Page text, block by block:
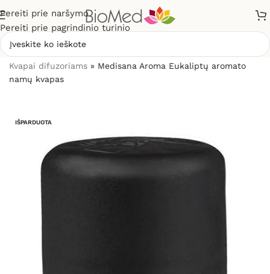
Pereiti prie naršymo
Pereiti prie pagrindinio turinio
Kvapai difuzoriams » Medisana Aroma Eukaliptų aromato
namų kvapas
IŠPARDUOTA